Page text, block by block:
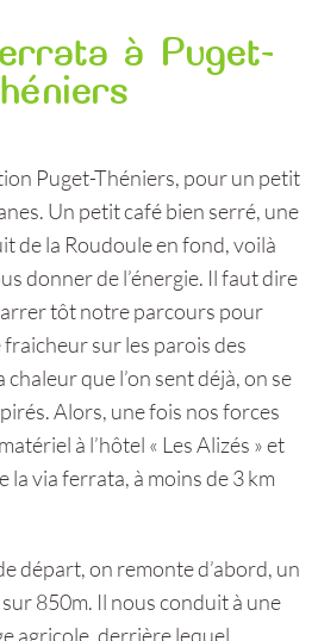
à Puget-
Puget-Théniers, pour un petit
Un petit café bien serré, une
de la Roudoule en fond, voilà
donner de l’énergie. Il faut dire
tôt notre parcours pour
sur les parois des
chaleur que l’on sent déjà, on se
Alors, une fois nos forces
à l’hôtel « Les Alizés » et
la via ferrata, à moins de 3 km
départ, on remonte d’abord, un
850m. Il nous conduit à une
agricole, derrière lequel